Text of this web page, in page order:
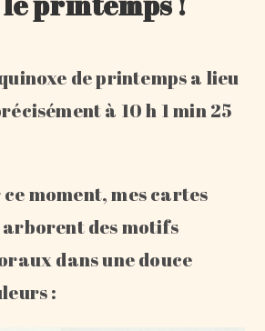
de printemps a lieu
à 10 h 1 min 25
moment, mes cartes
des motifs
dans une douce
: